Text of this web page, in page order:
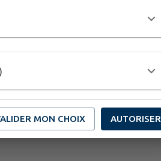
MON CHOIX AUTORISER